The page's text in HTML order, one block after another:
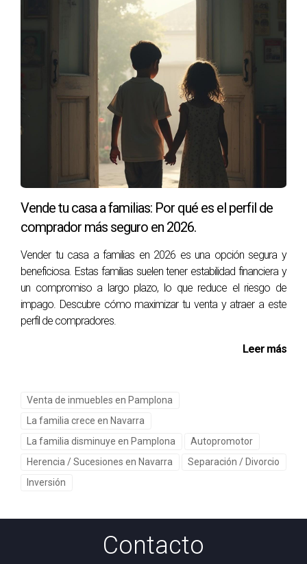
PREGUNTAS FRECUENTES
¿Cuánto tiempo lleva vender un piso en La
Chantrea?
El tiempo promedio para vender un piso puede variar, pero
comúnmente se sitúa entre tres y seis meses. Esto
depende de múltiples factores, como el precio, la
ubicación y la presentación del inmueble.
Las reformas menores pueden mejorar significativamente
costo de las reformas frente al valor que podrían aportar
en la venta.
¿Es necesario contratar un agente inmobiliario?
aporta experiencia y conocimiento del mercado, lo cual
¿Cómo puedo aumentar el valor de mi
propiedad antes de vender?
Mejorar aspectos como la estética de la cocina y el baño,
así como realizar pequeñas reparaciones y mantener el
valor.
¿Qué documentos necesito para vender un
Vende tu casa a familias: Por qué es el perfil de
comprador más seguro en 2026.
Vender tu casa a familias en 2026 es una opción segura y
beneficiosa. Estas familias suelen tener estabilidad financiera y
un compromiso a largo plazo, lo que reduce el riesgo de
impago. Descubre cómo maximizar tu venta y atraer a este
perfil de compradores.
Leer más
Venta de inmuebles en Pamplona
La familia crece en Navarra
La familia disminuye en Pamplona
Autopromotor
Herencia / Sucesiones en Navarra
Separación / Divorcio
Inversión
Contacto